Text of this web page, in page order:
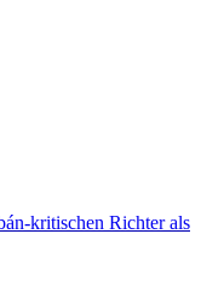
kritischen Richter als